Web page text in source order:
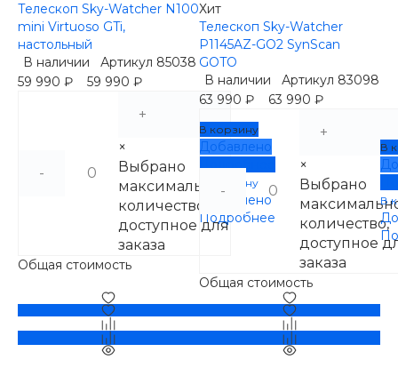
Телескоп Sky-Watcher N100
mini Virtuoso GTi,
настольный
В наличии
Артикул 85038
59 990 ₽
59 990 ₽
-
+
×
Выбрано
максимальное
количество,
доступное для
заказа
В корзину
Добавлено
Подробнее
В корзину
Добавлено
Подробнее
Общая стоимость
Хит
Телескоп Sky-Watcher
P1145AZ-GO2 SynScan
GOTO
В наличии
Артикул 83098
63 990 ₽
63 990 ₽
-
+
×
Выбрано
количество,
доступное
заказа
В
В
Общая стоимость